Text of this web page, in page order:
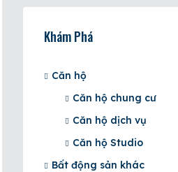
Khám Phá
Căn hộ
Căn hộ chung cư
Căn hộ dịch vụ
Căn hộ Studio
Bất động sản khác